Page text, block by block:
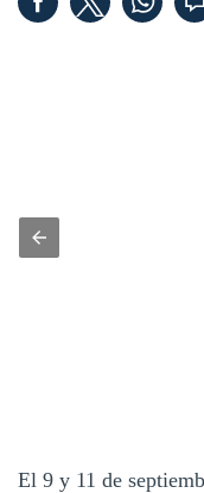
El 9 y 11 de